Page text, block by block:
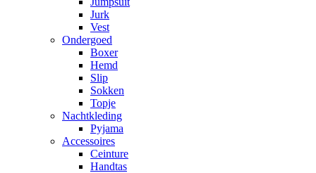
Jurk
Vest
Ondergoed
Boxer
Hemd
Slip
Sokken
Topje
Nachtkleding
Pyjama
Accessoires
Ceinture
Handtas